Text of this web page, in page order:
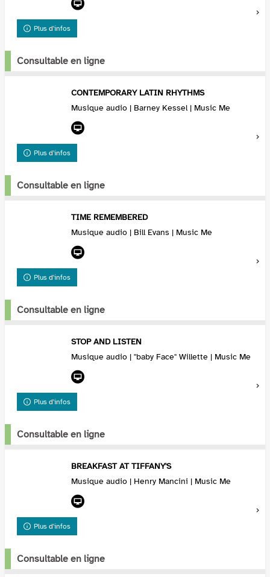
Plus d'infos
Consultable en ligne
CONTEMPORARY LATIN RHYTHMS
Musique audio | Barney Kessel | Music Me
Plus d'infos
Consultable en ligne
TIME REMEMBERED
Musique audio | Bill Evans | Music Me
Plus d'infos
Consultable en ligne
STOP AND LISTEN
Musique audio | "baby Face" Willette | Music Me
Plus d'infos
Consultable en ligne
BREAKFAST AT TIFFANY'S
Musique audio | Henry Mancini | Music Me
Plus d'infos
Consultable en ligne